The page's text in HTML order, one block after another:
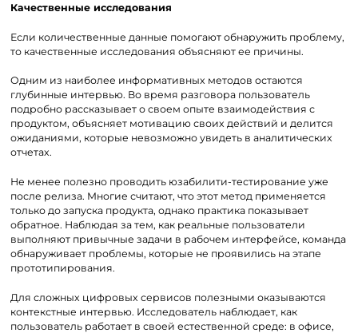
Качественные исследования
Если количественные данные помогают обнаружить проблему,
то качественные исследования объясняют ее причины.
Одним из наиболее информативных методов остаются
глубинные интервью. Во время разговора пользователь
подробно рассказывает о своем опыте взаимодействия с
продуктом, объясняет мотивацию своих действий и делится
ожиданиями, которые невозможно увидеть в аналитических
отчетах.
Не менее полезно проводить юзабилити-тестирование уже
после релиза. Многие считают, что этот метод применяется
только до запуска продукта, однако практика показывает
обратное. Наблюдая за тем, как реальные пользователи
выполняют привычные задачи в рабочем интерфейсе, команда
обнаруживает проблемы, которые не проявились на этапе
прототипирования.
Для сложных цифровых сервисов полезными оказываются
контекстные интервью. Исследователь наблюдает, как
пользователь работает в своей естественной среде: в офисе,